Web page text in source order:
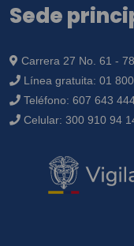
Sede
Carrera 27 No. 61 -
Línea gratuita: 01
Teléfono: 607 643
Celular: 300 910 94